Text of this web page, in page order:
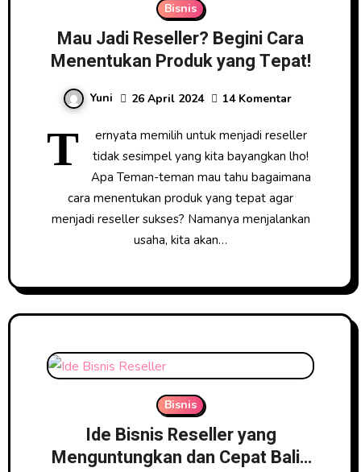
Bisnis
Mau Jadi Reseller? Begini Cara
Menentukan Produk yang Tepat!
Yuni 26 April 2024 14 Komentar
T
ernyata memilih untuk menjadi reseller
tidak sesimpel yang kita bayangkan lho!
Apa Teman-teman mau tahu bagaimana
cara menentukan produk yang tepat agar
menjadi reseller sukses? Namanya menjalankan
usaha, kita akan…
Bisnis
Ide Bisnis Reseller yang
Menguntungkan dan Cepat Balik